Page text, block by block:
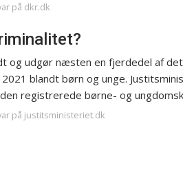
på dkr.dk
og udgør næsten en fjerdedel af
blandt børn og unge.
registrerede børne- og
på justitsministeriet.dk